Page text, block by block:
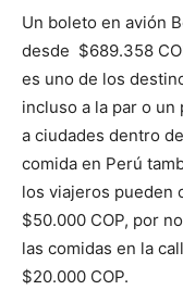
Un boleto en avión
desde $689.358
es uno de los
incluso a la par o
a ciudades dentro
comida en Perú
los viajeros pueden
$50.000 COP, por
las comidas en la
$20.000 COP.